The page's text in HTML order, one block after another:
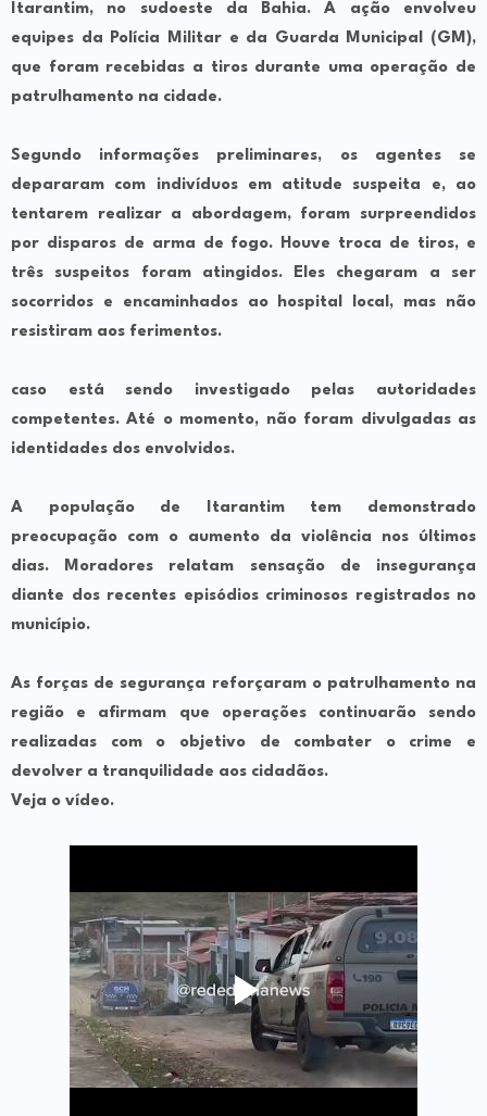
Itarantim, no sudoeste da Bahia. A ação envolveu
equipes da Polícia Militar e da Guarda Municipal (GM),
que foram recebidas a tiros durante uma operação de
patrulhamento na cidade.
Segundo informações preliminares, os agentes se
depararam com indivíduos em atitude suspeita e, ao
tentarem realizar a abordagem, foram surpreendidos
por disparos de arma de fogo. Houve troca de tiros, e
três suspeitos foram atingidos. Eles chegaram a ser
socorridos e encaminhados ao hospital local, mas não
resistiram aos ferimentos.
caso está sendo investigado pelas autoridades
competentes. Até o momento, não foram divulgadas as
identidades dos envolvidos.
A população de Itarantim tem demonstrado
preocupação com o aumento da violência nos últimos
dias. Moradores relatam sensação de insegurança
diante dos recentes episódios criminosos registrados no
município.
As forças de segurança reforçaram o patrulhamento na
região e afirmam que operações continuarão sendo
realizadas com o objetivo de combater o crime e
devolver a tranquilidade aos cidadãos.
Veja o vídeo.